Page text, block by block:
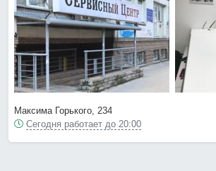
Максима Горького, 234
Сегодня работает до 20:00